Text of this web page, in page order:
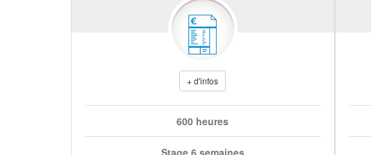
+ d'infos
600 heures
Stage 6 semaines